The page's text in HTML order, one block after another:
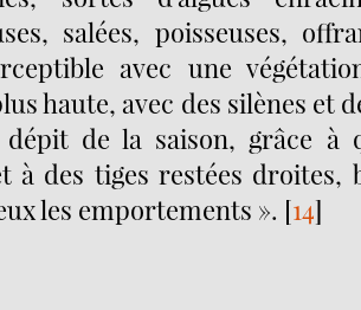
salées, poisseuses,
avec une
haute, avec des silènes et
de la saison, grâce à
à des tiges restées droites,
les emportements ». [14]